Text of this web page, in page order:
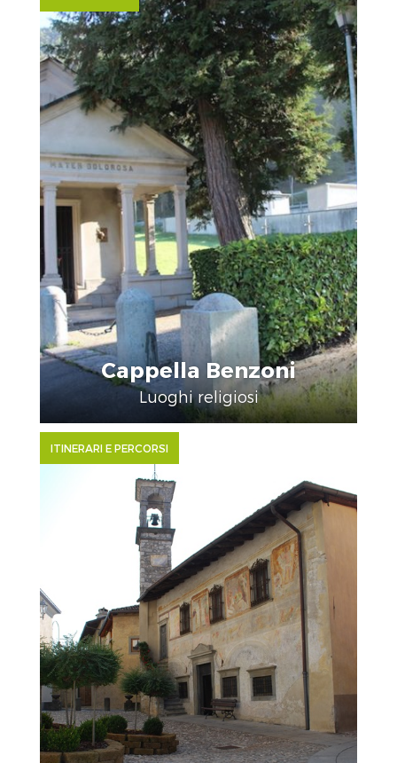
Cappella Benzoni
Luoghi religiosi
ITINERARI E PERCORSI